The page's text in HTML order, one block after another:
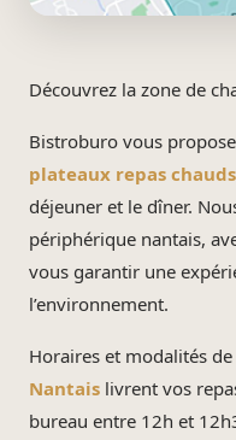
Découvrez la zone de
Bistroburo vous
plateaux repas chauds
déjeuner et le dîner.
périphérique nantais,
vous garantir une
l’environnement.
Horaires et modalités
Nantais livrent vos
bureau entre 12h et